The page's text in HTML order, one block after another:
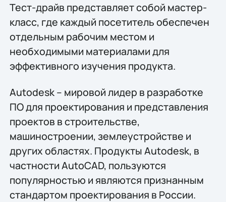
Тест-драйв представляет собой мастер-
класс, где каждый посетитель обеспечен
отдельным рабочим местом и
необходимыми материалами для
эффективного изучения продукта.
Autodesk – мировой лидер в разработке
ПО для проектирования и представления
проектов в строительстве,
машиностроении, землеустройстве и
других областях. Продукты Autodesk, в
частности AutoCAD, пользуются
популярностью и являются признанным
стандартом проектирования в России.